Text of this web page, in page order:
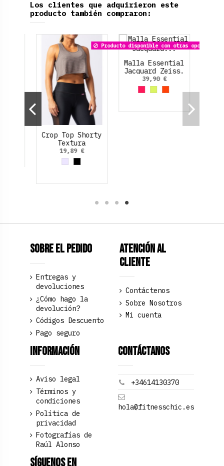
Los clientes que adquirieron este
producto también compraron:
Crop Top Shorty
Textura
19,89 €
GrisNegro
Jacquard Zeiss.
Sobre el pedido
Entregas y
devoluciones
¿Cómo hago la
devolución?
Códigos Descuento
Pago seguro
Atención al
Cliente
Contáctenos
Sobre Nosotros
Mi cuenta
Información
Aviso legal
Términos y
condiciones
Política de
privacidad
Fotografías de
Raúl Alonso
Contáctanos
+34614130370
hola@fitnesschic.es
Síguenos en